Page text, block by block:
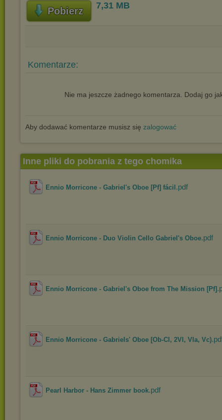
Pobierz 7,31 MB
Komentarze:
Nie ma jeszcze żadnego komentarza. Dodaj go
Aby dodawać komentarze musisz się zalogować
Inne pliki do pobrania z tego chomika
Ennio Morricone - Gabriel's Oboe [Pf] fácil .pdf
Ennio Morricone - Duo Violin Cello Gabriel's Oboe.pdf
Ennio Morricone - Gabriel's Oboe from The Mission [Pf]
Ennio Morricone - Gabriels' Oboe [Ob-Cl, 2Vl, Vla, Vc)
Pearl Harbor - Hans Zimmer book.pdf